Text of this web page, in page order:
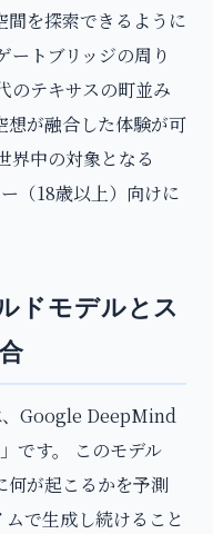
間を探索できるように
ートブリッジの周り
のテキサスの町並み
想が融合した体験が可
界中の対象となる
（18歳以上）向けに
ドモデルとス
Google DeepMind
です。 このモデル
何が起こるかを予測
で生成し続けること